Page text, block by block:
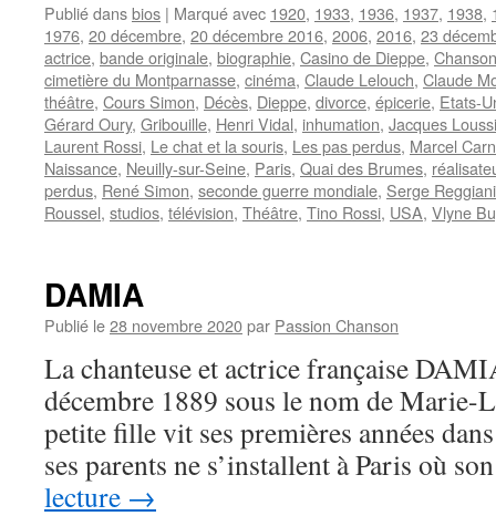
Publié dansbios | Marqué avec 1920, 1933, 1936, 1937, 1938,
1976, 20 décembre, 20 décembre 2016, 2006, 2016, 23
actrice, bande originale, biographie, Casino de Dieppe,
cimetière du Montparnasse, cinéma, Claude Lelouch, Claude
théâtre, Cours Simon, Décès, Dieppe, divorce, épicerie, Etats-
Gérard Oury, Gribouille, Henri Vidal, inhumation, Jacques
Laurent Rossi, Le chat et la souris, Les pas perdus, Marcel
Naissance, Neuilly-sur-Seine, Paris, Quai des Brumes,
perdus, René Simon, seconde guerre mondiale, Serge Reggiani
Roussel, studios, télévision, Théâtre, Tino Rossi, USA, Vlyne
DAMIA
Publié le28 novembre 2020par Passion Chanson
La chanteuse et actrice française
décembre 1889 sous le nom de Marie-
petite fille vit ses premières années
ses parents ne s’installent à Paris où
lecture →